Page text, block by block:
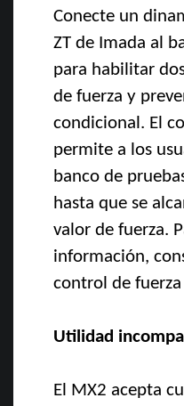
Conecte un
ZT de Imada al
para habilitar
de fuerza y
condicional. El
permite a los
banco de
hasta que se
valor de fuerza.
información,
control de
Utilidad
El MX2 acepta